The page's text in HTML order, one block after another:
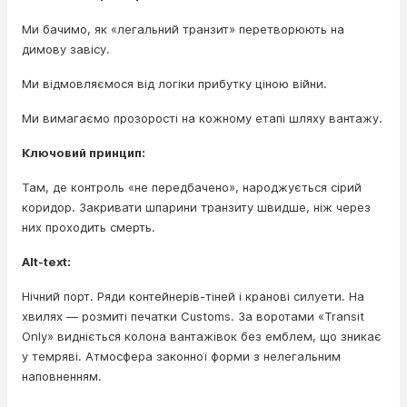
Ми бачимо, як «легальний транзит» перетворюють на
димову завісу.
Ми відмовляємося від логіки прибутку ціною війни.
Ми вимагаємо прозорості на кожному етапі шляху вантажу.
Ключовий принцип:
Там, де контроль «не передбачено», народжується сірий
коридор. Закривати шпарини транзиту швидше, ніж через
них проходить смерть.
Alt-text:
Нічний порт. Ряди контейнерів-тіней і кранові силуети. На
хвилях — розмиті печатки Customs. За воротами «Transit
Only» видніється колона вантажівок без емблем, що зникає
у темряві. Атмосфера законної форми з нелегальним
наповненням.